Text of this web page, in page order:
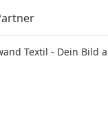
Textil - Dein Bild